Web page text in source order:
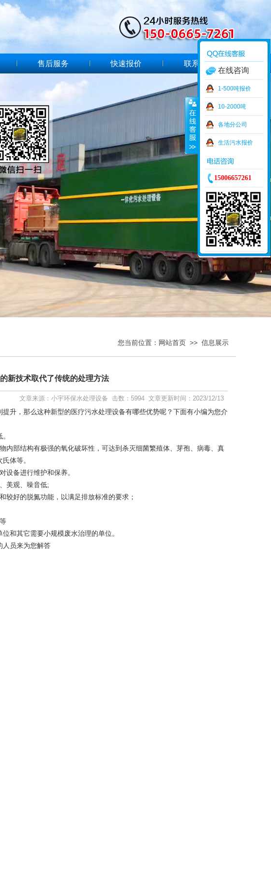
售后服务 快速报价 联系我们
您当前位置： 网站首页 >> 信息展示
新技术取代了传统的处理方法
文章来源：小宇环保水处理设备 击数：5994 文章更新时间：2023/12/13
提升，那么这种新型的医疗污水处理设备有哪些优势呢？下面有小编为您介
内部结构有极强的氧化破坏性，可达到杀灭细菌繁殖体、芽孢、病毒、真
体等。
设备进行维护和保养。
美观、噪音低;
较好的脱氮功能，以满足排放标准的要求；
和其它需要小规模废水治理的单位。
人员来为您解答
在线咨询
1-500吨报价
10-2000吨
各地分公司
生活污水报价
15006657261